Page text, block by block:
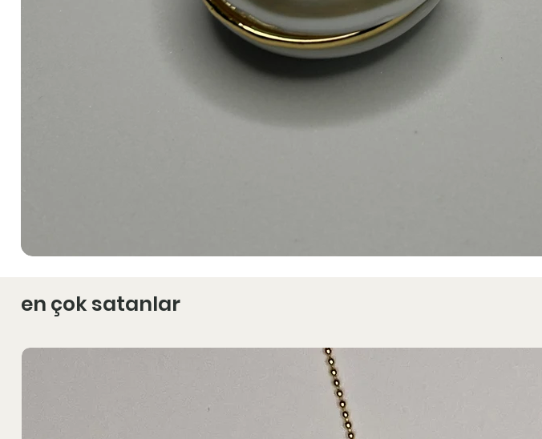
en çok satanlar